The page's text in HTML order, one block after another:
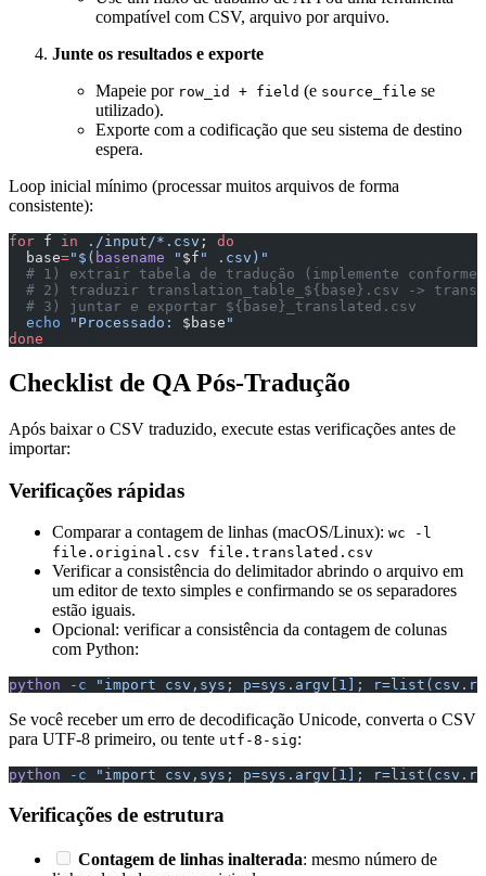
compatível com CSV, arquivo por arquivo.
Junte os resultados e exporte
Mapeie por row_id + field (e source_file se
utilizado).
Exporte com a codificação que seu sistema de destino
espera.
Loop inicial mínimo (processar muitos arquivos de forma
consistente):
for f in ./input/*.csv ; do
  base
="$( basename " $f " .csv)"
# 1) extrair tabela de tradução (implemente conforme
# 2) traduzir translation_table_${base}.csv ->
  # 3) juntar e exportar ${base}_translated.csv
  echo
"Processado: $base "
done
Checklist de QA Pós-Tradução
Após baixar o CSV traduzido, execute estas verificações antes de
importar:
Verificações rápidas
Comparar a contagem de linhas (macOS/Linux): wc -l
file.original.csv file.translated.csv
Verificar a consistência do delimitador abrindo o arquivo em
um editor de texto simples e confirmando se os separadores
estão iguais.
Opcional: verificar a consistência da contagem de colunas
com Python:
python -c "import csv,sys; p=sys.argv[1];
Se você receber um erro de decodificação Unicode, converta o CSV
para UTF-8 primeiro, ou tente utf-8-sig:
python -c "import csv,sys; p=sys.argv[1];
Verificações de estrutura
Contagem de linhas inalterada: mesmo número de